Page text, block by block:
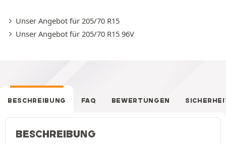
Unser Angebot für 205/70 R15
Unser Angebot für 205/70 R15 96V
BESCHREIBUNG FAQ BEWERTUNGEN
BESCHREIBUNG